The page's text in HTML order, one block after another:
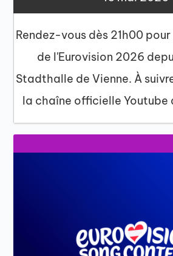
Rendez-vous dès 21h00
de l'Eurovision 2026
Stadthalle de Vienne. À
la chaîne officielle Youtube